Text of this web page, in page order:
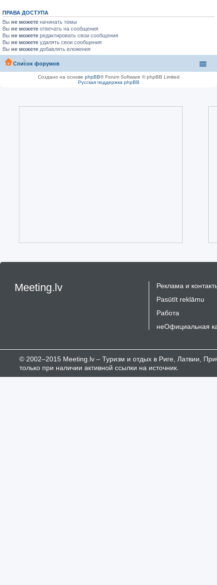
ПРАВА ДОСТУПА
Вы не можете начинать темы
Вы не можете отвечать на сообщения
Вы не можете редактировать свои сообщения
Вы не можете удалять свои сообщения
Вы не можете добавлять вложения
Список форумов
Создано на основе phpBB® Forum Software © phpBB Limited
Русская поддержка phpBB
Meeting.lv
Реклама и
Pasūtīt reklāmu
Работа
неОфициальная
© 2002–2015 Meeting.lv – Туризм и отдых в Риге, Латвии,
только при наличии активной ссылки на источник.